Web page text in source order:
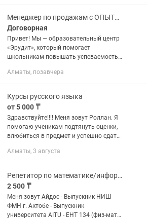
Менеджер по продажам с ОПЫТОМ
Договорная
Привет! Мы — образовательный центр
«Эрудит», который помогает
школьникам повышать успеваемость
демократичная атмосфера, где каждый
Алматы, позавчера
Курсы русского языка
от 5 000 ₸
Здравствуйте!!!! Меня зовут Роллан. Я
помогаю ученикам подтянуть оценки,
влюбиться в предмет и успешно сдать
я могу помочь: - Школьникам (1-11
Алматы, 3 августа
Репетитор по математике/информатике
2 500 ₸
Меня зовут Айдос - Выпускник НИШ
ФМН г. Актобе - Выпускник
университета AITU - ЕНТ 134 (физ-мат) -